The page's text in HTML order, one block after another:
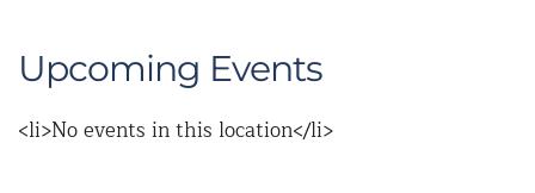
Upcoming Events
<li>No events in this location</li>